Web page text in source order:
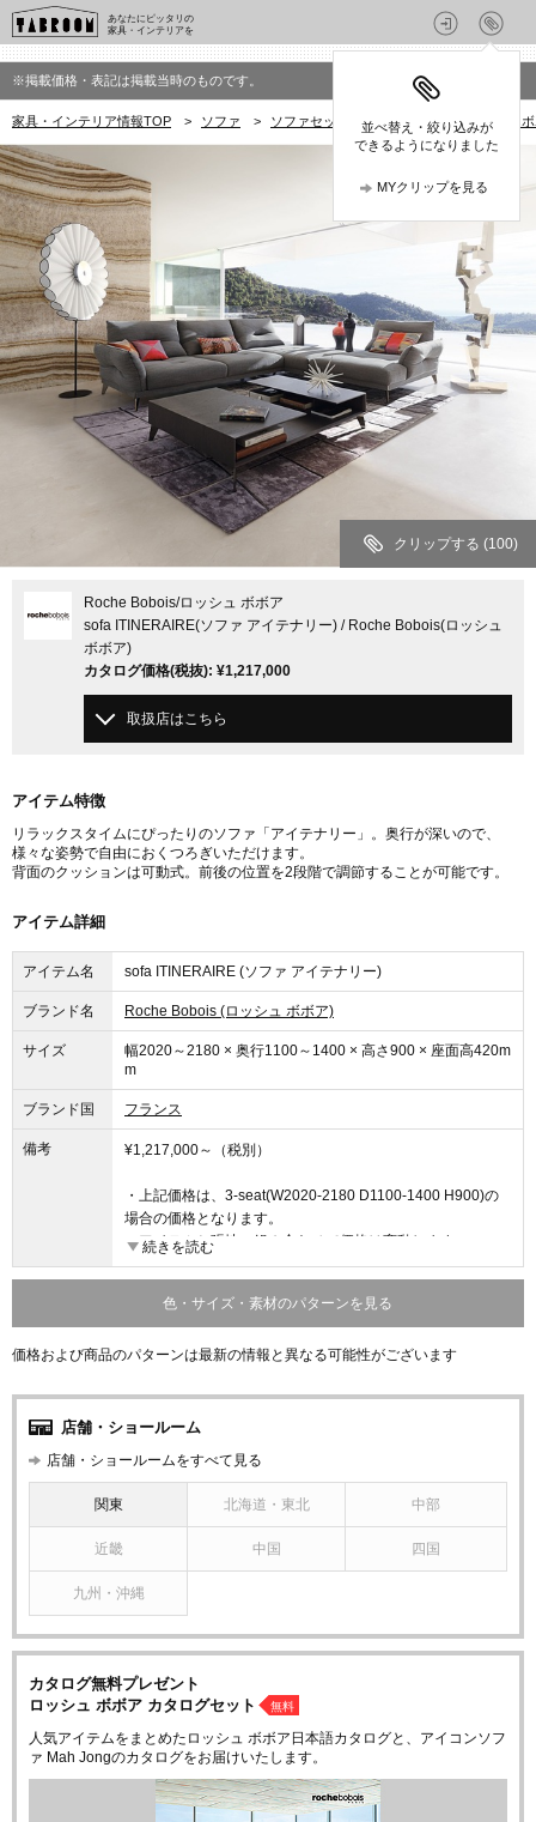
あなたにピッタリの
家具・インテリアを
並べ替え・絞り込みが
できるようになりました
MYクリップを見る
※掲載価格・表記は掲載当時のものです。
家具・インテリア情報TOP > ソファ > ソファセット > Roche Bobois(ロッシュ
クリップする (100)
Roche Bobois/ロッシュ ボボア
sofa ITINERAIRE(ソファ アイテナリー) / Roche Bobois(ロッシュ
ボボア)
カタログ価格(税抜): ¥1,217,000
取扱店はこちら
アイテム特徴
リラックスタイムにぴったりのソファ「アイテナリー」。奥行が深いので、
様々な姿勢で自由におくつろぎいただけます。
背面のクッションは可動式。前後の位置を2段階で調節することが可能です。
アイテム詳細
アイテム名 sofa ITINERAIRE (ソファ アイテナリー)
ブランド名 Roche Bobois (ロッシュ ボボア)
サイズ
幅2020～2180 × 奥行1100～1400 × 高さ900 × 座面高420m
m
ブランド国 フランス
備考 ¥1,217,000～（税別）
・上記価格は、3-seat(W2020-2180 D1100-1400 H900)の
場合の価格となります。
・アイテムと張地の組み合わせで価格は変動します
・詳細は店舗にお問い合わせください
がございます
続きを読む
色・サイズ・素材のパターンを見る
価格および商品のパターンは最新の情報と異なる可能性がございます
店舗・ショールーム
店舗・ショールームをすべて見る
関東 北海道・東北 中部
近畿 中国 四国
九州・沖縄
カタログ無料プレゼント
ロッシュ ボボア カタログセット
無料
人気アイテムをまとめたロッシュ ボボア日本語カタログと、アイコンソフ
ァ Mah Jongのカタログをお届けいたします。